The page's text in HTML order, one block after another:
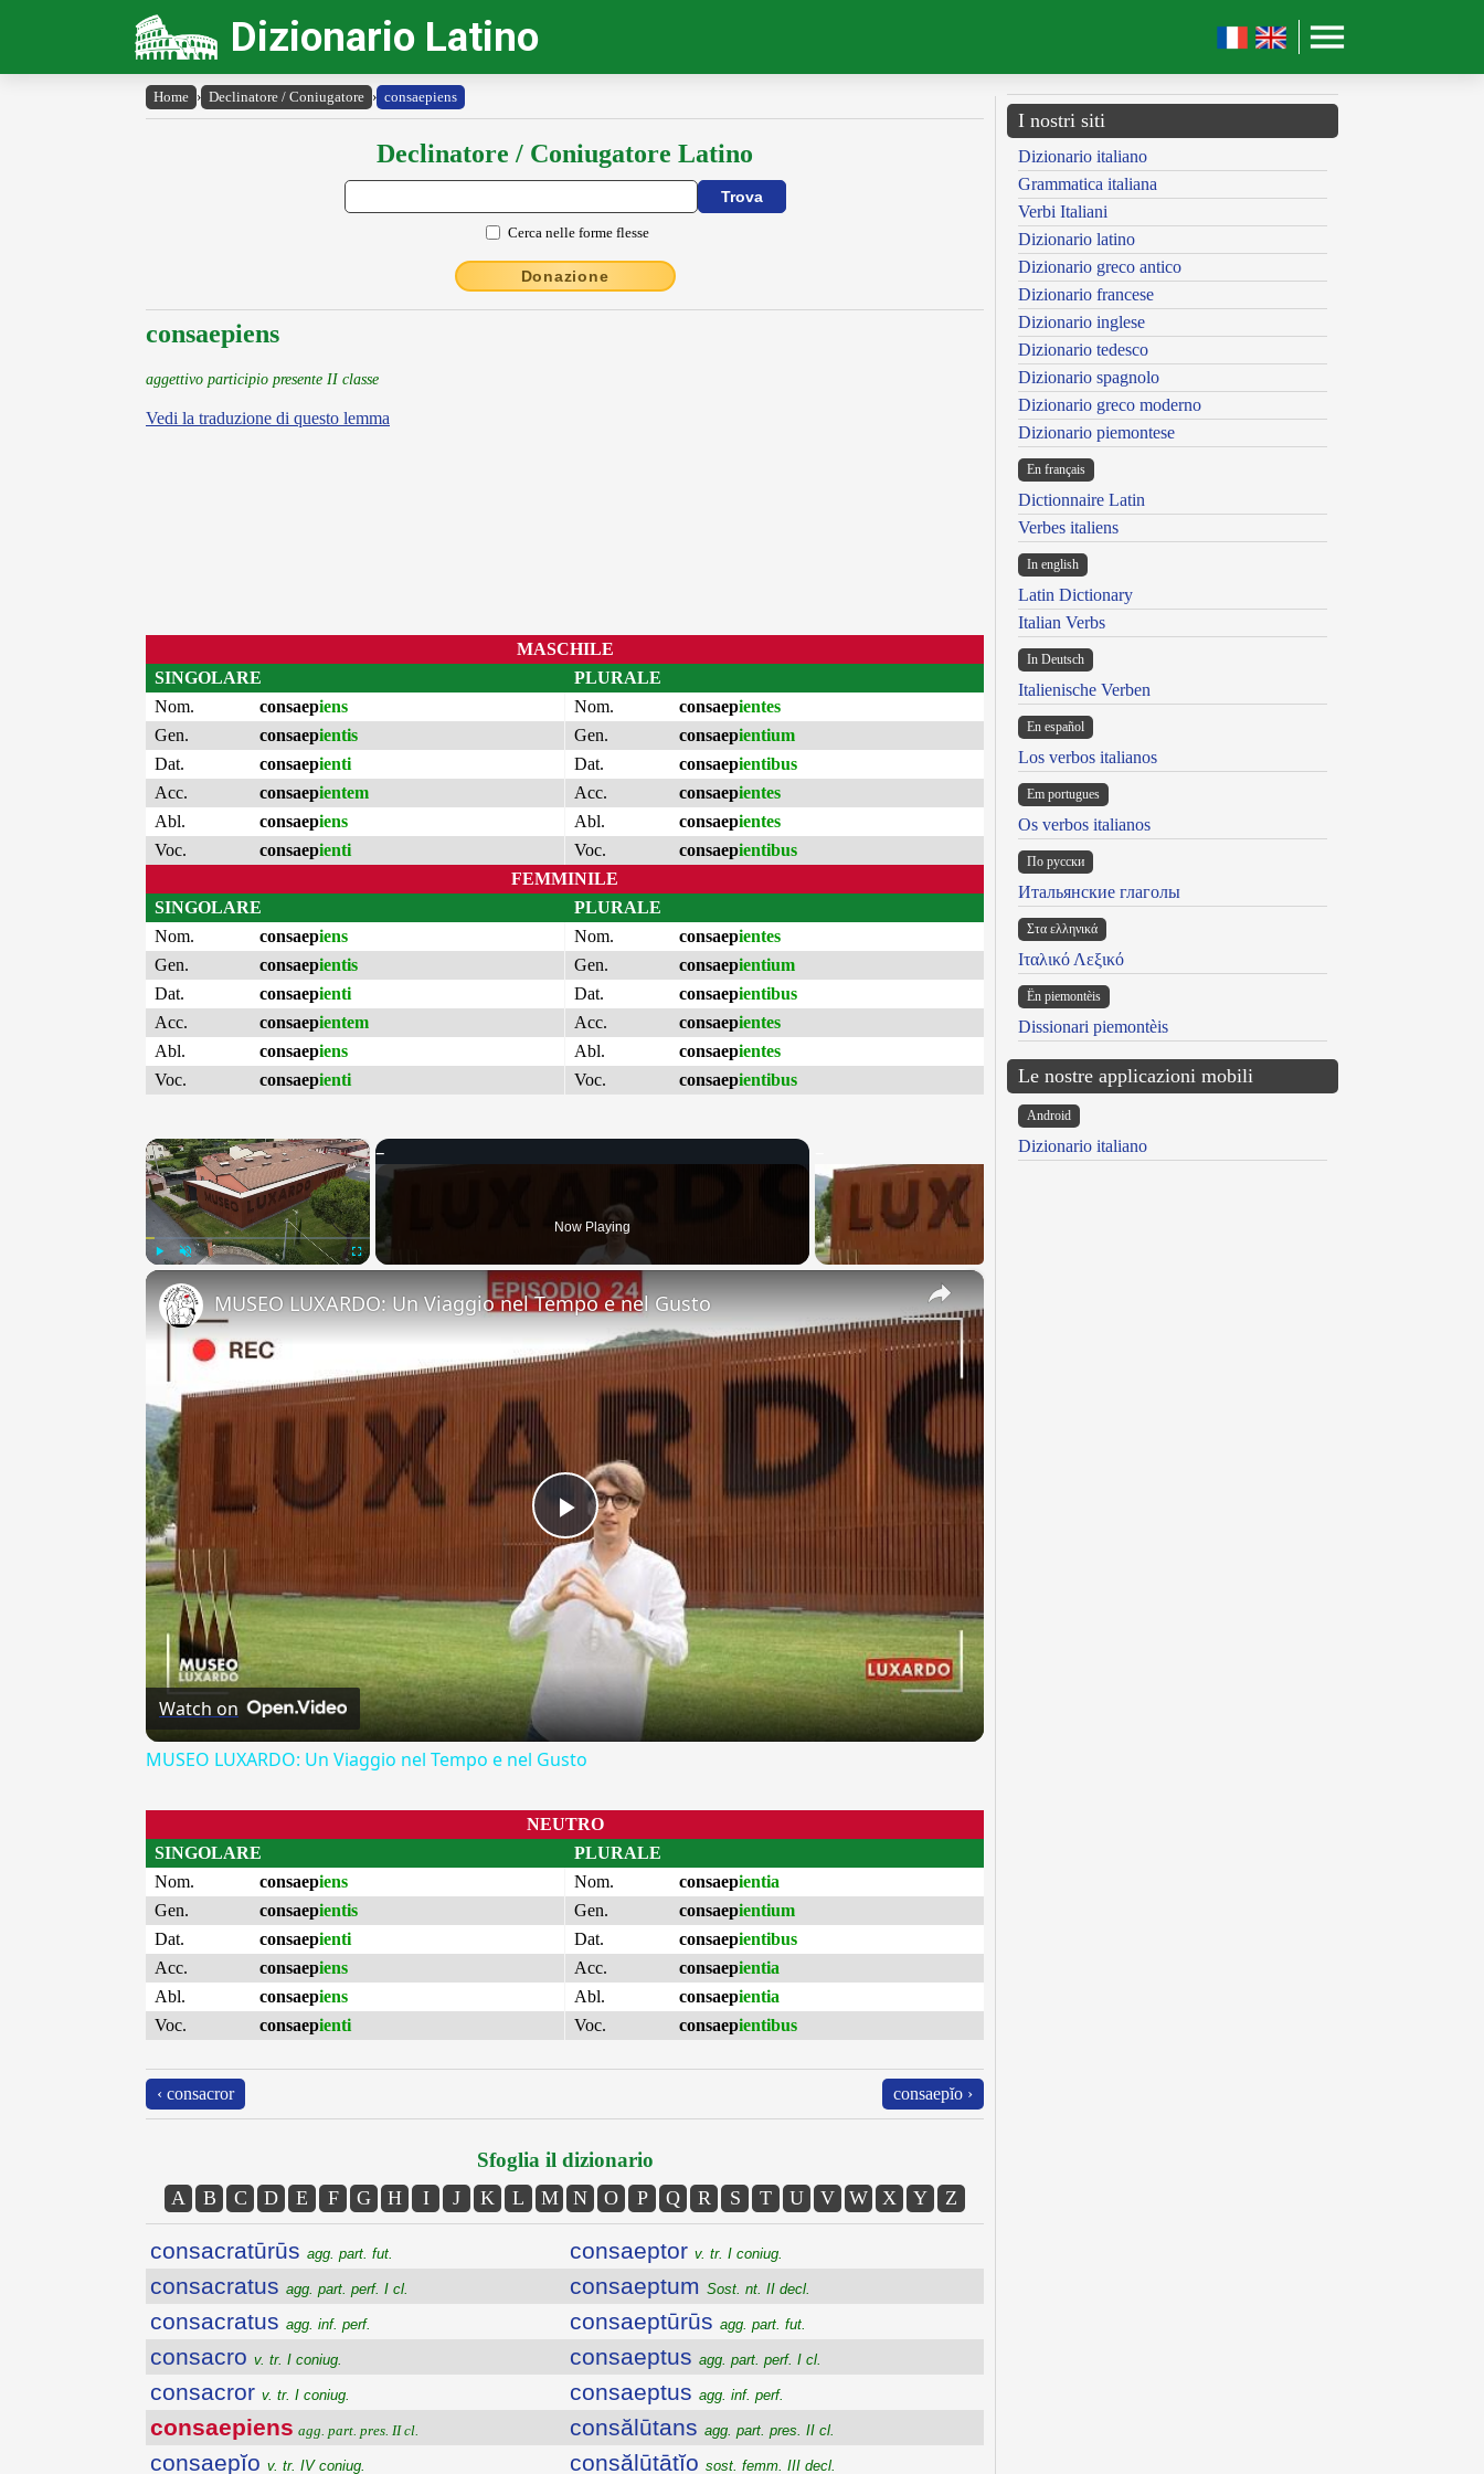
Dizionario Latino
Home › Declinatore / Coniugatore › consaepiens
Declinatore / Coniugatore Latino
Cerca nelle forme flesse
Donazione
consaepiens
aggettivo participio presente II classe
Vedi la traduzione di questo lemma
MASCHILE
SINGOLARE
Nom.
consaepiens
Gen.
consaepientis
Dat.
consaepienti
Acc.
consaepientem
Abl.
consaepiens
Voc.
consaepienti
PLURALE
Nom.
consaepientes
Gen.
consaepientium
Dat.
consaepientibus
Acc.
consaepientes
Abl.
consaepientes
Voc.
consaepientibus
FEMMINILE
SINGOLARE
Nom.
consaepiens
Gen.
consaepientis
Dat.
consaepienti
Acc.
consaepientem
Abl.
consaepiens
Voc.
consaepienti
PLURALE
Nom.
consaepientes
Gen.
consaepientium
Dat.
consaepientibus
Acc.
consaepientes
Abl.
consaepientes
Voc.
consaepientibus
×
Now Playing
×
Play
Video
MUSEO LUXARDO: Un Viaggio nel Tempo e nel Gusto
Watch on
MUSEO LUXARDO: Un Viaggio nel Tempo e nel Gusto
NEUTRO
SINGOLARE
Nom.
consaepiens
Gen.
consaepientis
Dat.
consaepienti
Acc.
consaepiens
Abl.
consaepiens
Voc.
consaepienti
PLURALE
Nom.
consaepientia
Gen.
consaepientium
Dat.
consaepientibus
Acc.
consaepientia
Abl.
consaepientia
Voc.
consaepientibus
‹ consacror consaepĭo ›
Sfoglia il dizionario
A B C D E F G H I J K L M N O P Q R S T U V W X Y Z
consacratūrūs agg. part. fut.
consacratus agg. part. perf. I cl.
consacratus agg. inf. perf.
consacro v. tr. I coniug.
consacror v. tr. I coniug.
consaepiens agg. part. pres. II cl.
consaepĭo v. tr. IV coniug.
consaeptor v. tr. I coniug.
consaeptum Sost. nt. II decl.
consaeptūrūs agg. part. fut.
consaeptus agg. part. perf. I cl.
consaeptus agg. inf. perf.
consălūtans agg. part. pres. II cl.
consălūtātĭo sost. femm. III decl.
I nostri siti
Dizionario italiano
Grammatica italiana
Verbi Italiani
Dizionario latino
Dizionario greco antico
Dizionario francese
Dizionario inglese
Dizionario tedesco
Dizionario spagnolo
Dizionario greco moderno
Dizionario piemontese
En français
Dictionnaire Latin
Verbes italiens
In english
Latin Dictionary
Italian Verbs
In Deutsch
Italienische Verben
En español
Los verbos italianos
Em portugues
Os verbos italianos
По русски
Итальянские глаголы
Στα ελληνικά
Ιταλικό Λεξικό
Ën piemontèis
Dissionari piemontèis
Le nostre applicazioni mobili
Android
Dizionario italiano